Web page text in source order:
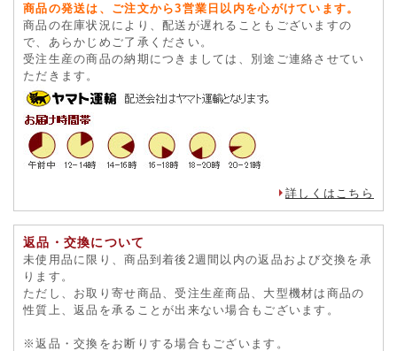
商品の発送は、ご注文から3営業日以内を心がけています。
商品の在庫状況により、配送が遅れることもございますの
で、あらかじめご了承ください。
受注生産の商品の納期につきましては、別途ご連絡させてい
ただきます。
詳しくはこちら
返品・交換について
未使用品に限り、商品到着後2週間以内の返品および交換を承
ります。
ただし、お取り寄せ商品、受注生産商品、大型機材は商品の
性質上、返品を承ることが出来ない場合もございます。
※返品・交換をお断りする場合もございます。